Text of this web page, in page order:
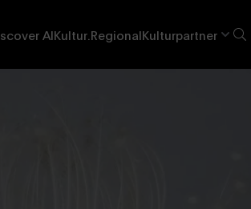
AIKultur.RegionalKulturpartner